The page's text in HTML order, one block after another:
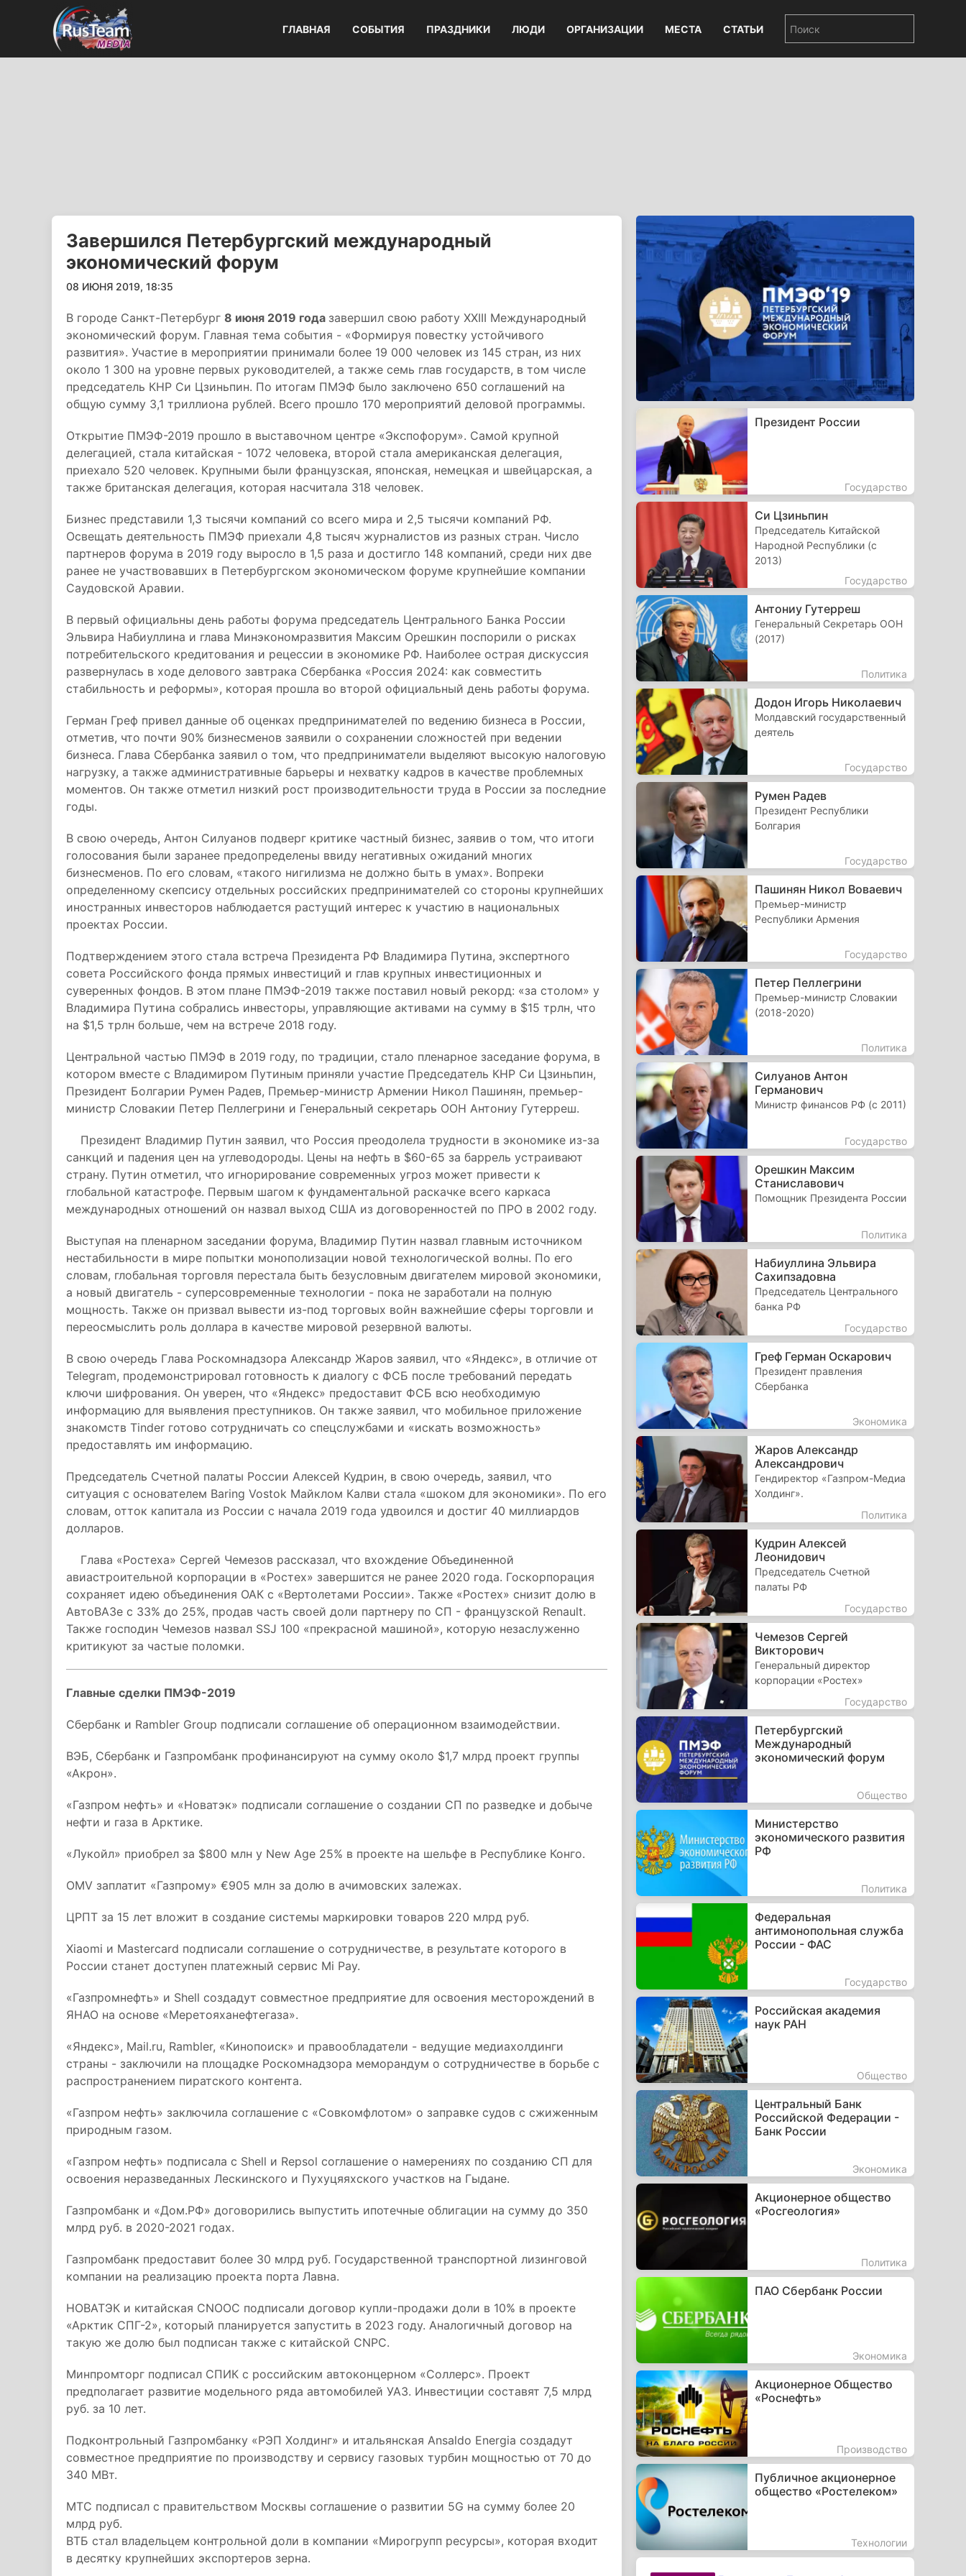
ГЛАВНАЯ СОБЫТИЯ ПРАЗДНИКИ ЛЮДИ ОРГАНИЗАЦИИ МЕСТА СТАТЬИ
Завершился Петербургский международный
экономический форум
08 ИЮНЯ 2019, 18:35
В городе Санкт-Петербург 8 июня 2019 года завершил свою работу XXIII Международный
экономический форум. Главная тема события - «Формируя повестку устойчивого
развития». Участие в мероприятии принимали более 19 000 человек из 145 стран, из них
около 1 300 на уровне первых руководителей, а также семь глав государств, в том числе
председатель КНР Си Цзиньпин. По итогам ПМЭФ было заключено 650 соглашений на
общую сумму 3,1 триллиона рублей. Всего прошло 170 мероприятий деловой программы.
Открытие ПМЭФ-2019 прошло в выставочном центре «Экспофорум». Самой крупной
делегацией, стала китайская - 1072 человека, второй стала американская делегация,
приехало 520 человек. Крупными были французская, японская, немецкая и швейцарская, а
также британская делегация, которая насчитала 318 человек.
Бизнес представили 1,3 тысячи компаний со всего мира и 2,5 тысячи компаний РФ.
Освещать деятельность ПМЭФ приехали 4,8 тысяч журналистов из разных стран. Число
партнеров форума в 2019 году выросло в 1,5 раза и достигло 148 компаний, среди них две
ранее не участвовавших в Петербургском экономическом форуме крупнейшие компании
Саудовской Аравии.
В первый официальны день работы форума председатель Центрального Банка России
Эльвира Набиуллина и глава Минэкономразвития Максим Орешкин поспорили о рисках
потребительского кредитования и рецессии в экономике РФ. Наиболее острая дискуссия
развернулась в ходе делового завтрака Сбербанка «Россия 2024: как совместить
стабильность и реформы», которая прошла во второй официальный день работы форума.
Герман Греф привел данные об оценках предпринимателей по ведению бизнеса в России,
отметив, что почти 90% бизнесменов заявили о сохранении сложностей при ведении
бизнеса. Глава Сбербанка заявил о том, что предприниматели выделяют высокую налоговую
нагрузку, а также административные барьеры и нехватку кадров в качестве проблемных
моментов. Он также отметил низкий рост производительности труда в России за последние
годы.
В свою очередь, Антон Силуанов подверг критике частный бизнес, заявив о том, что итоги
голосования были заранее предопределены ввиду негативных ожиданий многих
бизнесменов. По его словам, «такого нигилизма не должно быть в умах». Вопреки
определенному скепсису отдельных российских предпринимателей со стороны крупнейших
иностранных инвесторов наблюдается растущий интерес к участию в национальных
проектах России.
Подтверждением этого стала встреча Президента РФ Владимира Путина, экспертного
совета Российского фонда прямых инвестиций и глав крупных инвестиционных и
суверенных фондов. В этом плане ПМЭФ-2019 также поставил новый рекорд: «за столом» у
Владимира Путина собрались инвесторы, управляющие активами на сумму в $15 трлн, что
на $1,5 трлн больше, чем на встрече 2018 году.
Центральной частью ПМЭФ в 2019 году, по традиции, стало пленарное заседание форума, в
котором вместе с Владимиром Путиным приняли участие Председатель КНР Си Цзиньпин,
Президент Болгарии Румен Радев, Премьер-министр Армении Никол Пашинян, премьер-
министр Словакии Петер Пеллегрини и Генеральный секретарь ООН Антониу Гутерреш.
Президент Владимир Путин заявил, что Россия преодолела трудности в экономике из-за
санкций и падения цен на углеводороды. Цены на нефть в $60-65 за баррель устраивают
страну. Путин отметил, что игнорирование современных угроз может привести к
глобальной катастрофе. Первым шагом к фундаментальной раскачке всего каркаса
международных отношений он назвал выход США из договоренностей по ПРО в 2002 году.
Выступая на пленарном заседании форума, Владимир Путин назвал главным источником
нестабильности в мире попытки монополизации новой технологической волны. По его
словам, глобальная торговля перестала быть безусловным двигателем мировой экономики,
а новый двигатель - суперсовременные технологии - пока не заработали на полную
мощность. Также он призвал вывести из-под торговых войн важнейшие сферы торговли и
переосмыслить роль доллара в качестве мировой резервной валюты.
В свою очередь Глава Роскомнадзора Александр Жаров заявил, что «Яндекс», в отличие от
Telegram, продемонстрировал готовность к диалогу с ФСБ после требований передать
ключи шифрования. Он уверен, что «Яндекс» предоставит ФСБ всю необходимую
информацию для выявления преступников. Он также заявил, что мобильное приложение
знакомств Tinder готово сотрудничать со спецслужбами и «искать возможность»
предоставлять им информацию.
Председатель Счетной палаты России Алексей Кудрин, в свою очередь, заявил, что
ситуация с основателем Baring Vostok Майклом Калви стала «шоком для экономики». По его
словам, отток капитала из России с начала 2019 года удвоился и достиг 40 миллиардов
долларов.
Глава «Ростеха» Сергей Чемезов рассказал, что вхождение Объединенной
авиастроительной корпорации в «Ростех» завершится не ранее 2020 года. Госкорпорация
сохраняет идею объединения ОАК с «Вертолетами России». Также «Ростех» снизит долю в
АвтоВАЗе с 33% до 25%, продав часть своей доли партнеру по СП - французской Renault.
Также господин Чемезов назвал SSJ 100 «прекрасной машиной», которую незаслуженно
критикуют за частые поломки.
Главные сделки ПМЭФ-2019
Сбербанк и Rambler Group подписали соглашение об операционном взаимодействии.
ВЭБ, Сбербанк и Газпромбанк профинансируют на сумму около $1,7 млрд проект группы
«Акрон».
«Газпром нефть» и «Новатэк» подписали соглашение о создании СП по разведке и добыче
нефти и газа в Арктике.
«Лукойл» приобрел за $800 млн у New Age 25% в проекте на шельфе в Республике Конго.
OMV заплатит «Газпрому» €905 млн за долю в ачимовских залежах.
ЦРПТ за 15 лет вложит в создание системы маркировки товаров 220 млрд руб.
Xiaomi и Mastercard подписали соглашение о сотрудничестве, в результате которого в
России станет доступен платежный сервис Mi Pay.
«Газпромнефть» и Shell создадут совместное предприятие для освоения месторождений в
ЯНАО на основе «Меретояханефтегаза».
«Яндекс», Mail.ru, Rambler, «Кинопоиск» и правообладатели - ведущие медиахолдинги
страны - заключили на площадке Роскомнадзора меморандум о сотрудничестве в борьбе с
распространением пиратского контента.
«Газпром нефть» заключила соглашение с «Совкомфлотом» о заправке судов с сжиженным
природным газом.
«Газпром нефть» подписала с Shell и Repsol соглашение о намерениях по созданию СП для
освоения неразведанных Лескинского и Пухуцяяхского участков на Гыдане.
Газпромбанк и «Дом.РФ» договорились выпустить ипотечные облигации на сумму до 350
млрд руб. в 2020-2021 годах.
Газпромбанк предоставит более 30 млрд руб. Государственной транспортной лизинговой
компании на реализацию проекта порта Лавна.
НОВАТЭК и китайская CNOOC подписали договор купли-продажи доли в 10% в проекте
«Арктик СПГ-2», который планируется запустить в 2023 году. Аналогичный договор на
такую же долю был подписан также с китайской CNPC.
Минпромторг подписал СПИК с российским автоконцерном «Соллерс». Проект
предполагает развитие модельного ряда автомобилей УАЗ. Инвестиции составят 7,5 млрд
руб. за 10 лет.
Подконтрольный Газпромбанку «РЭП Холдинг» и итальянская Ansaldo Energia создадут
совместное предприятие по производству и сервису газовых турбин мощностью от 70 до
340 МВт.
МТС подписал с правительством Москвы соглашение о развитии 5G на сумму более 20
млрд руб.
ВТБ стал владельцем контрольной доли в компании «Мирогрупп ресурсы», которая входит
в десятку крупнейших экспортеров зерна.
Президент России
Государство
Си Цзиньпин
Председатель Китайской
Народной Республики (с
2013)
Государство
Антониу Гутерреш
Генеральный Секретарь ООН
(2017)
Политика
Додон Игорь Николаевич
Молдавский государственный
деятель
Государство
Румен Радев
Президент Республики
Болгария
Государство
Пашинян Никол Воваевич
Премьер-министр
Республики Армения
Государство
Петер Пеллегрини
Премьер-министр Словакии
(2018-2020)
Политика
Силуанов Антон
Германович
Министр финансов РФ (с 2011)
Государство
Орешкин Максим
Станиславович
Помощник Президента России
Политика
Набиуллина Эльвира
Сахипзадовна
Председатель Центрального
банка РФ
Государство
Греф Герман Оскарович
Президент правления
Сбербанка
Экономика
Жаров Александр
Александрович
Гендиректор «Газпром-Медиа
Холдинг».
Политика
Кудрин Алексей
Леонидович
Председатель Счетной
палаты РФ
Государство
Чемезов Сергей
Викторович
Генеральный директор
корпорации «Ростех»
Государство
Петербургский
Международный
экономический форум
Общество
Министерство
экономического развития
РФ
Политика
Федеральная
антимонопольная служба
России - ФАС
Государство
Российская академия
наук РАН
Общество
Центральный Банк
Российской Федерации -
Банк России
Экономика
Акционерное общество
«Росгеология»
Политика
ПАО Сбербанк России
Экономика
Акционерное Общество
«Роснефть»
Производство
Публичное акционерное
общество «Ростелеком»
Технологии